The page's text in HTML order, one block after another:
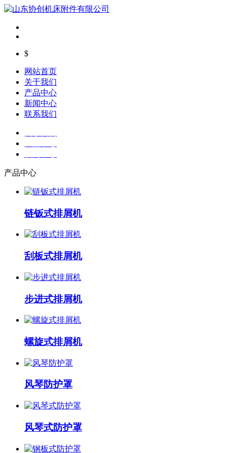
$
网站首页
关于我们
产品中心
新闻中心
联系我们
产品中心
链钣式排屑机
刮板式排屑机
步进式排屑机
螺旋式排屑机
风琴防护罩
风琴式防护罩